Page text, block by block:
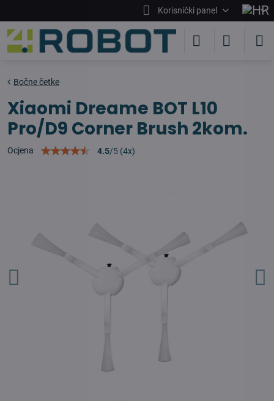
Korisnički panel
Bočne četke
Xiaomi Dreame BOT L10
Pro/D9 Corner Brush 2kom.
Ocjena 4.5/5 (4x)